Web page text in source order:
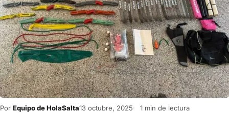
Por Equipo de HolaSalta13 octubre, 2025 1 min de lectura